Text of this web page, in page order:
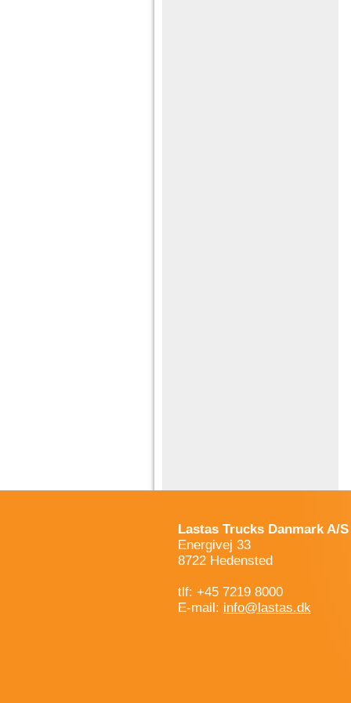
Lastas Trucks Danmark A/S
Energivej 33
8722 Hedensted
tlf: +45 7219 8000
E-mail: info@lastas.dk